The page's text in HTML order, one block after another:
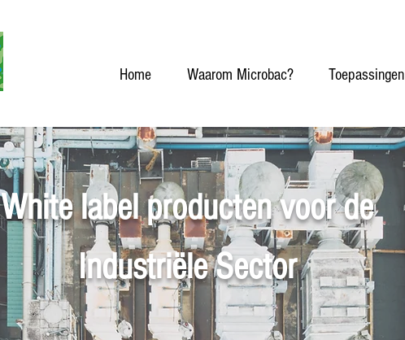
Home Waarom Microbac? Toepassingen
White label producten voor de
Industriële Sector